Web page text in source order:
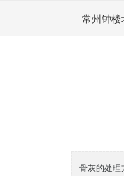
常州钟楼
骨灰的处理